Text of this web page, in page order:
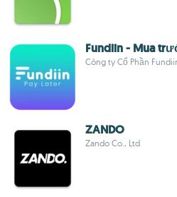
Fundiin - Mua
Công ty Cổ Phần
ZANDO
Zando Co., Ltd